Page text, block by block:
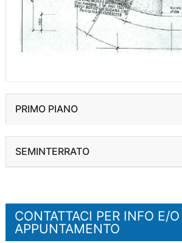
PRIMO PIANO
SEMINTERRATO
CONTATTACI PER INFO E/O
APPUNTAMENTO